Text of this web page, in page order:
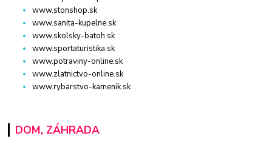
www.stonshop.sk
www.sanita-kupelne.sk
www.skolsky-batoh.sk
www.sportaturistika.sk
www.potraviny-online.sk
www.zlatnictvo-online.sk
www.rybarstvo-kamenik.sk
DOM, ZÁHRADA